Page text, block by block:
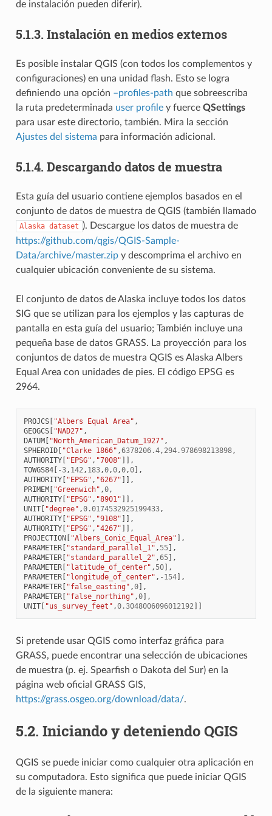
de instalación pueden diferir).
5.1.3. Instalación en medios externos
Es posible instalar QGIS (con todos los complementos y
configuraciones) en una unidad flash. Esto se logra
definiendo una opción –profiles-path que sobreescriba
la ruta predeterminada user profiley fuerce QSettings
para usar este directorio, también. Mira la sección
Ajustes del sistema para información adicional.
5.1.4. Descargando datos de muestra
Esta guía del usuario contiene ejemplos basados ​​en el
conjunto de datos de muestra de QGIS (también llamado
Alaska dataset ). Descargue los datos de muestra de
https://github.com/qgis/QGIS-Sample-
Data/archive/master.zipy descomprima el archivo en
cualquier ubicación conveniente de su sistema.
El conjunto de datos de Alaska incluye todos los datos
SIG que se utilizan para los ejemplos y las capturas de
pantalla en esta guía del usuario; También incluye una
pequeña base de datos GRASS. La proyección para los
conjuntos de datos de muestra QGIS es Alaska Albers
Equal Area con unidades de pies. El código EPSG es
2964.
PROJCS[ "Albers Equal Area" ,
GEOGCS[ "NAD27" ,
DATUM[ "North_American_Datum_1927" ,
SPHEROID[ "Clarke 1866" ,6378206.4, 294.978698213898,
AUTHORITY[ "EPSG" , "7008" ]],
TOWGS84[ -3, 142, 183,0,0,0,0],
AUTHORITY[ "EPSG" , "6267" ]],
PRIMEM[ "Greenwich" ,0,
AUTHORITY[ "EPSG" , "8901" ]],
UNIT[ "degree" ,0.0174532925199433,
AUTHORITY[ "EPSG" , "9108" ]],
AUTHORITY[ "EPSG" , "4267" ]],
PROJECTION[ "Albers_Conic_Equal_Area" ],
PARAMETER[ "standard_parallel_1" , 55],
PARAMETER[ "standard_parallel_2" ,65],
PARAMETER[ "latitude_of_center" , 50],
PARAMETER[ "longitude_of_center" , - 154],
PARAMETER[ "false_easting" ,0],
PARAMETER[ "false_northing" ,0],
UNIT[ "us_survey_feet" ,0.3048006096012192]]
Si pretende usar QGIS como interfaz gráfica para
GRASS, puede encontrar una selección de ubicaciones
de muestra (p. ej. Spearfish o Dakota del Sur) en la
página web oficial GRASS GIS,
https://grass.osgeo.org/download/data/.
5.2. Iniciando y deteniendo QGIS
QGIS se puede iniciar como cualquier otra aplicación en
su computadora. Esto significa que puede iniciar QGIS
de la siguiente manera: